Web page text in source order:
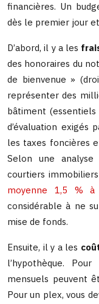
financières. Un
dès le premier jour
D’abord, il y a les
des honoraires du
de bienvenue »
représenter des
bâtiment
d’évaluation exigés
les taxes foncières
Selon une analyse
courtiers
moyenne 1,5 %
considérable à ne
mise de fonds.
Ensuite, il y a les
l’hypothèque.
mensuels peuvent
Pour un plex, vous